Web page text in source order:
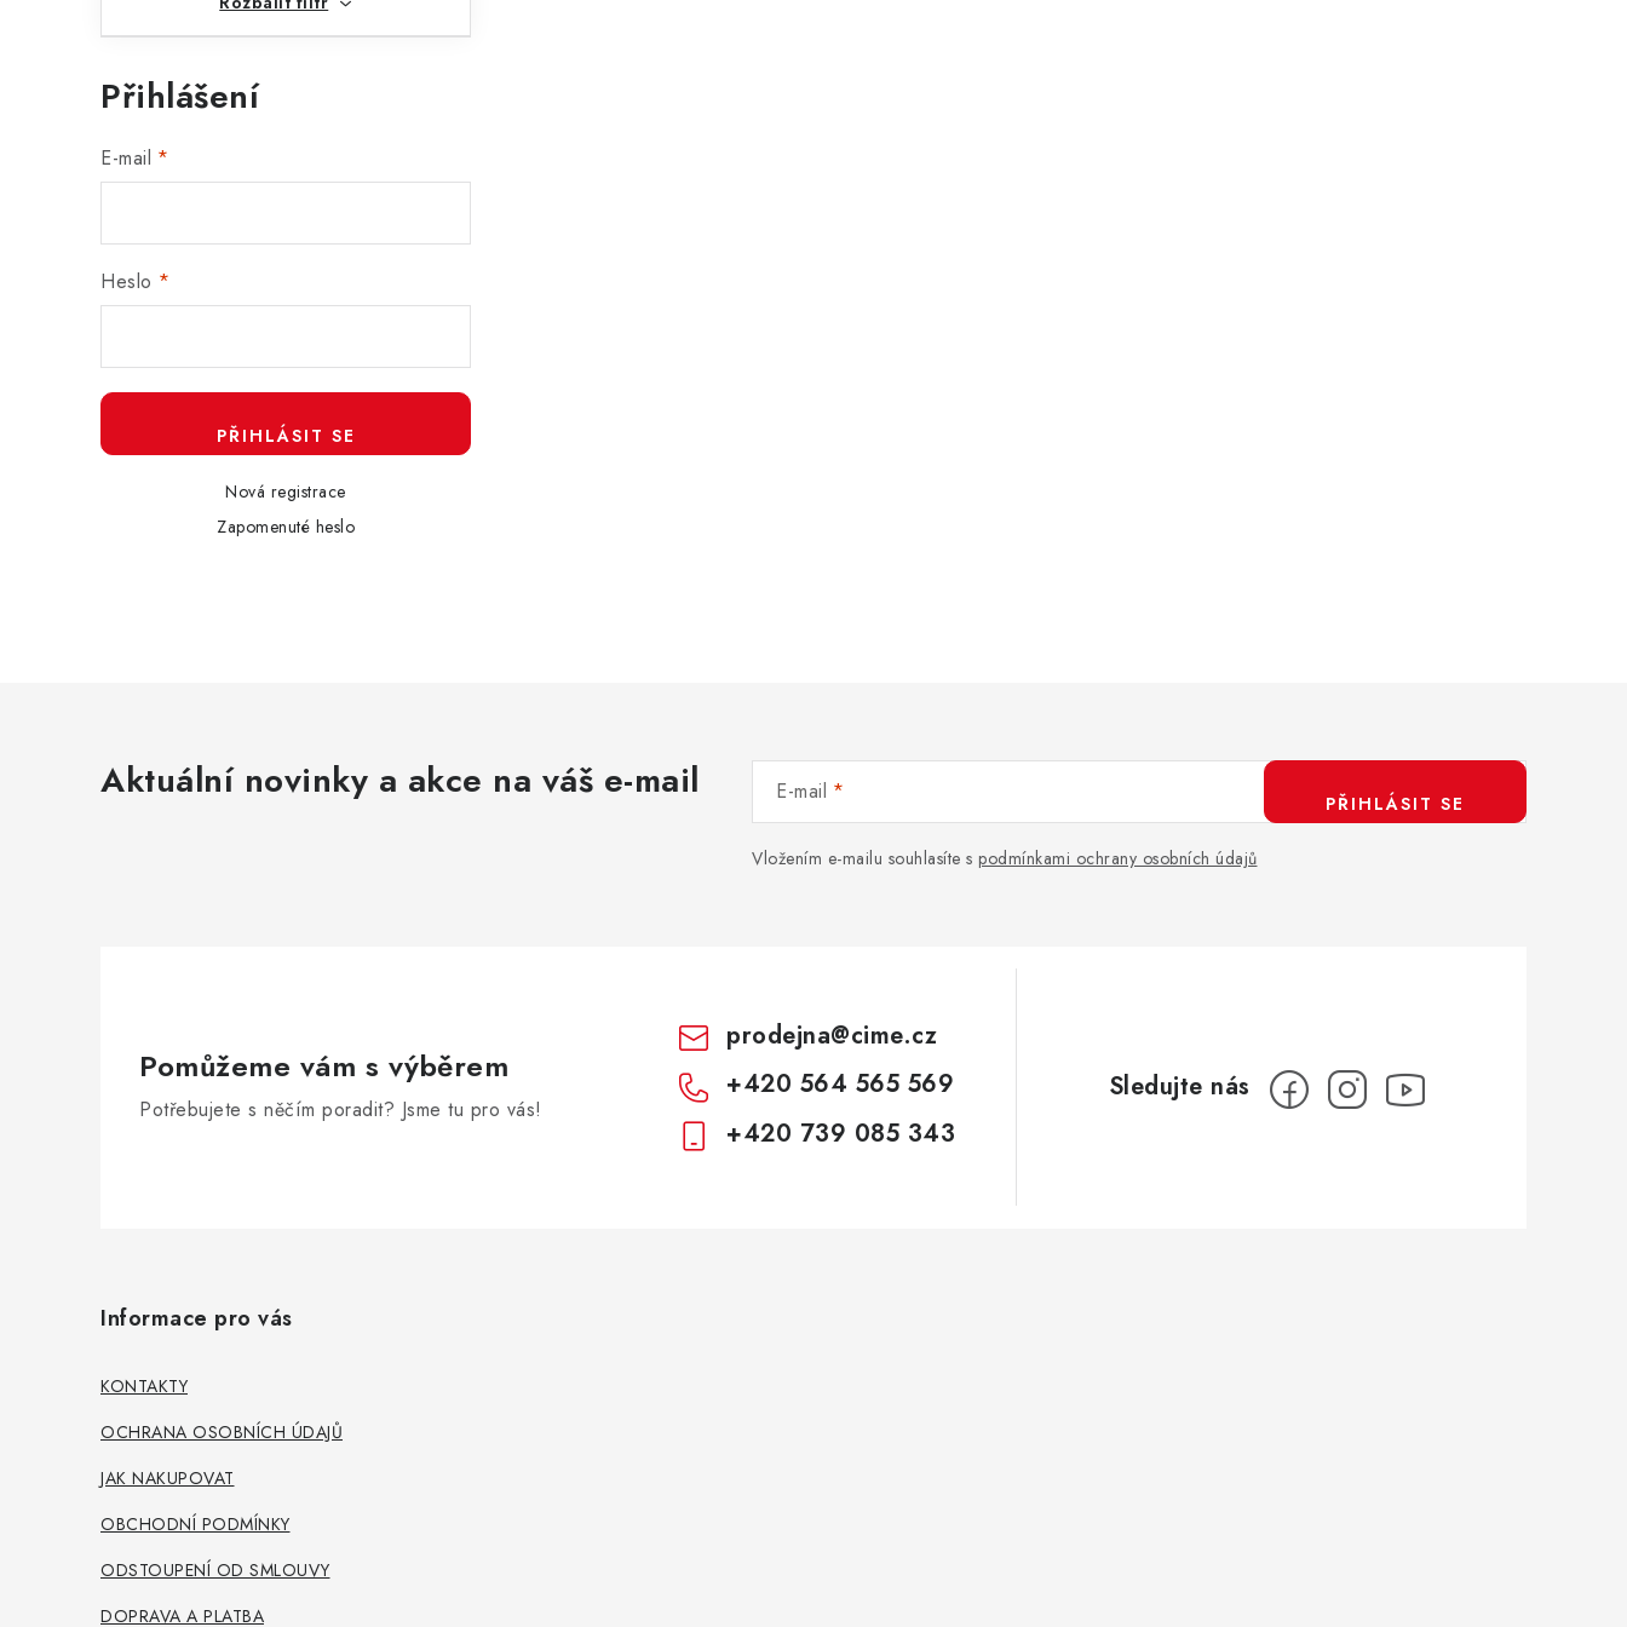
Přihlášení
E-mail
Heslo
PŘIHLÁSIT SE
Nová registrace
Zapomenuté heslo
Aktuální novinky a akce na váš e-mail E-mail
Vložením e-mailu souhlasíte s podmínkami ochrany osobních údajů
PŘIHLÁSIT SE
Pomůžeme vám s výběrem
Potřebujete s něčím poradit? Jsme tu pro vás!
prodejna@cime.cz
+420 564 565 569
+420 739 085 343
Informace pro vás
KONTAKTY
OCHRANA OSOBNÍCH ÚDAJŮ
JAK NAKUPOVAT
OBCHODNÍ PODMÍNKY
ODSTOUPENÍ OD SMLOUVY
DOPRAVA A PLATBA